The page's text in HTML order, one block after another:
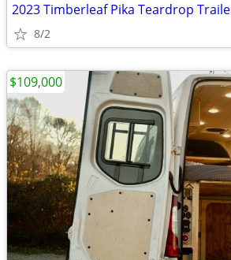
2023 Timberleaf Pika Teardrop
8/2
$109,000